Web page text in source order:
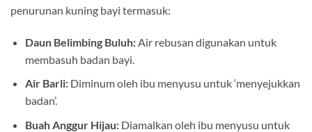
penurunan kuning bayi termasuk:
Daun Belimbing Buluh:Air rebusan digunakan untuk
membasuh badan bayi.
Air Barli:Diminum oleh ibu menyusu untuk ‘menyejukkan
badan’.
Buah Anggur Hijau:Diamalkan oleh ibu menyusu untuk